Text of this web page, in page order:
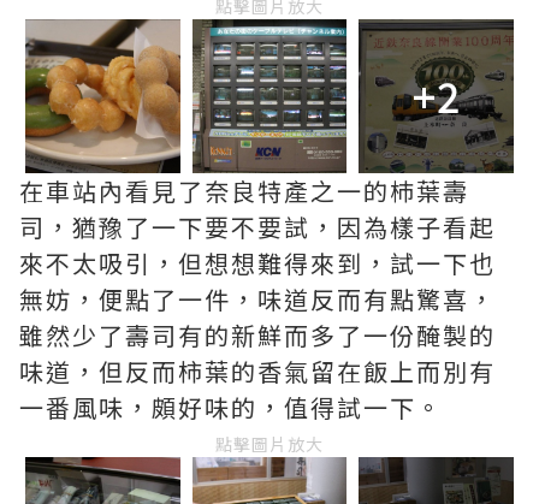
點擊圖片放大
+2
在車站內看見了奈良特產之一的杮葉壽
司，猶豫了一下要不要試，因為樣子看起
來不太吸引，但想想難得來到，試一下也
無妨，便點了一件，味道反而有點驚喜，
雖然少了壽司有的新鮮而多了一份醃製的
味道，但反而柿葉的香氣留在飯上而別有
一番風味，頗好味的，值得試一下。
點擊圖片放大